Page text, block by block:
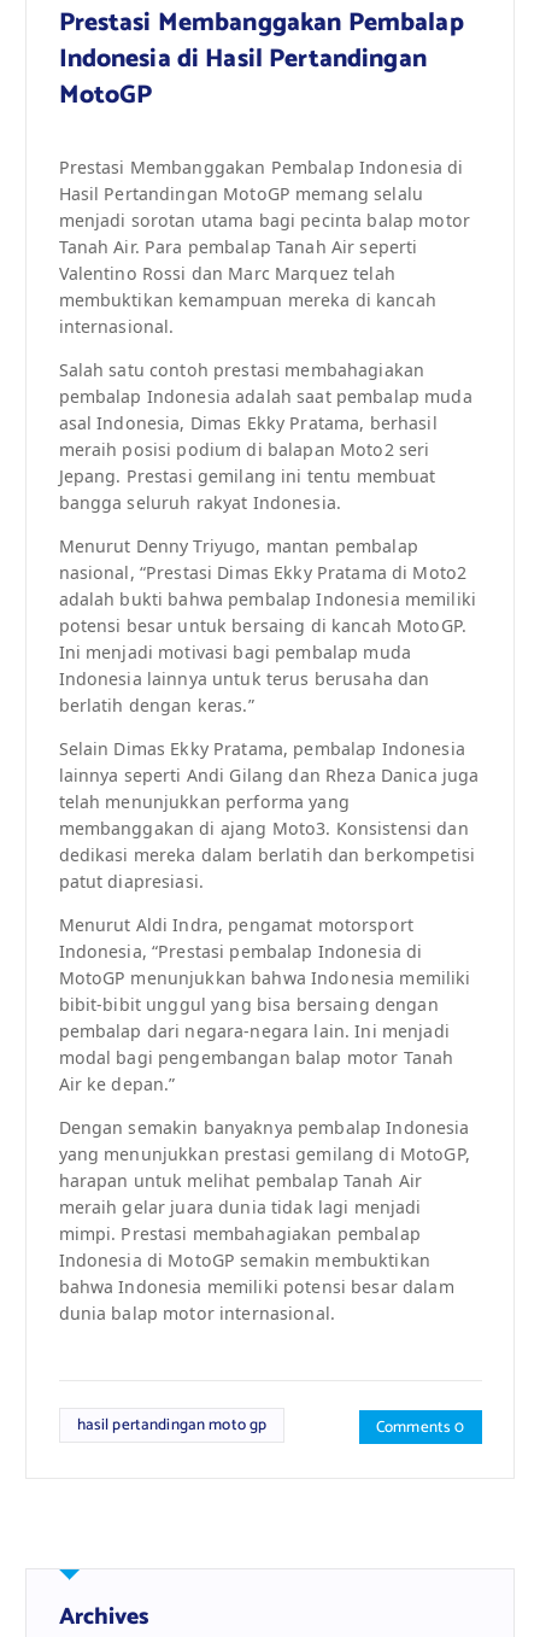
Prestasi Membanggakan Pembalap
Indonesia di Hasil Pertandingan
MotoGP
Prestasi Membanggakan Pembalap Indonesia di
Hasil Pertandingan MotoGP memang selalu
menjadi sorotan utama bagi pecinta balap motor
Tanah Air. Para pembalap Tanah Air seperti
Valentino Rossi dan Marc Marquez telah
membuktikan kemampuan mereka di kancah
internasional.
Salah satu contoh prestasi membahagiakan
pembalap Indonesia adalah saat pembalap muda
asal Indonesia, Dimas Ekky Pratama, berhasil
meraih posisi podium di balapan Moto2 seri
Jepang. Prestasi gemilang ini tentu membuat
bangga seluruh rakyat Indonesia.
Menurut Denny Triyugo, mantan pembalap
nasional, “Prestasi Dimas Ekky Pratama di Moto2
adalah bukti bahwa pembalap Indonesia memiliki
potensi besar untuk bersaing di kancah MotoGP.
Ini menjadi motivasi bagi pembalap muda
Indonesia lainnya untuk terus berusaha dan
berlatih dengan keras.”
Selain Dimas Ekky Pratama, pembalap Indonesia
lainnya seperti Andi Gilang dan Rheza Danica juga
telah menunjukkan performa yang
membanggakan di ajang Moto3. Konsistensi dan
dedikasi mereka dalam berlatih dan berkompetisi
patut diapresiasi.
Menurut Aldi Indra, pengamat motorsport
Indonesia, “Prestasi pembalap Indonesia di
MotoGP menunjukkan bahwa Indonesia memiliki
bibit-bibit unggul yang bisa bersaing dengan
pembalap dari negara-negara lain. Ini menjadi
modal bagi pengembangan balap motor Tanah
Air ke depan.”
Dengan semakin banyaknya pembalap Indonesia
yang menunjukkan prestasi gemilang di MotoGP,
harapan untuk melihat pembalap Tanah Air
meraih gelar juara dunia tidak lagi menjadi
mimpi. Prestasi membahagiakan pembalap
Indonesia di MotoGP semakin membuktikan
bahwa Indonesia memiliki potensi besar dalam
dunia balap motor internasional.
hasil pertandingan moto gp Comments 0
Archives